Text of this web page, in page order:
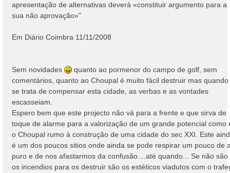
apresentação de alternativas deverá «constituir argumento para a
sua não aprovação»"
Em Diário Coimbra 11/11/2008
Sem novidades
quanto ao pormenor do campo de golf, sem
comentários, quanto ao Choupal é muito fácil destruir mas quando
se trata de compensar esta cidade, as verbas e as vontades
escasseiam.
Espero bem que este projecto não vá para a frente e que sirva de
toque de alarme para a valorização de um grande potencial como
o Choupal rumo à construção de uma cidade do sec XXI. Este
é um dos poucos sitios onde ainda se pode respirar um pouco de
puro e de nos afastarmos da confusão....até quando... Se não são
os incendios para os destruir são os estéticos viadutos com o